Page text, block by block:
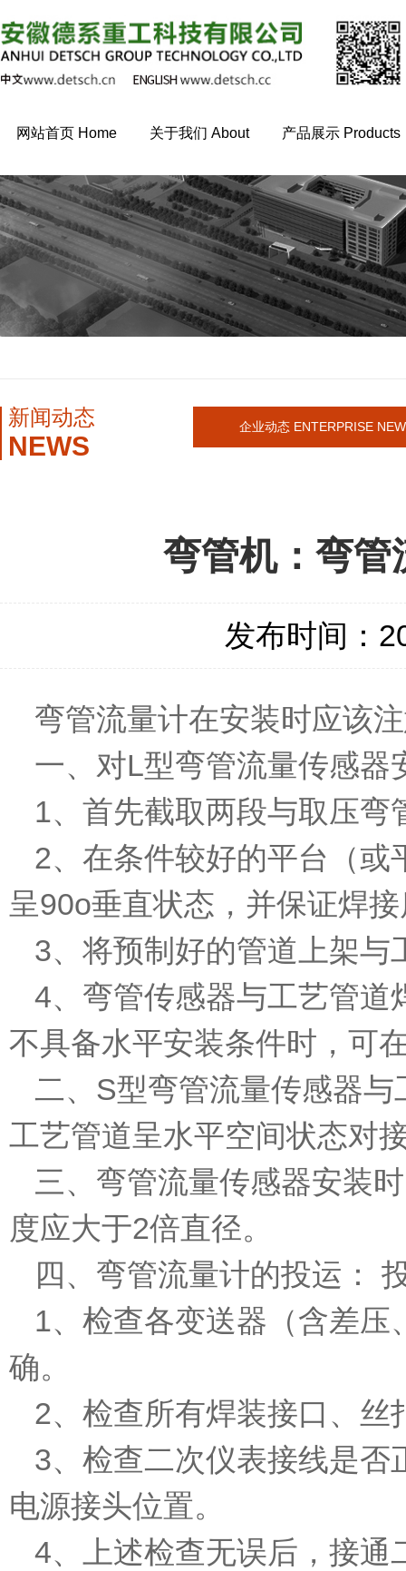
网站首页 Home 关于我们 About 产品展示 Products
新闻动态
NEWS
企业动态 ENTERPRISE
弯管机：弯管
发布时间：
弯管流量计在安装时应该
一、对L型弯管流量传感器
1、首先截取两段与取压
2、在条件较好的平台（
呈90o垂直状态，并保证焊
3、将预制好的管道上架与
4、弯管传感器与工艺管道
不具备水平安装条件时，可
二、S型弯管流量传感器
工艺管道呈水平空间状态对
三、弯管流量传感器安装
度应大于2倍直径。
四、弯管流量计的投运：
1、检查各变送器（含差
确。
2、检查所有焊装接口、丝
3、检查二次仪表接线是
电源接头位置。
4、上述检查无误后，接通